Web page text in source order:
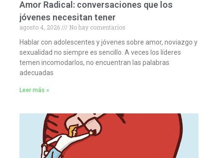
Amor Radical: conversaciones que los
jóvenes necesitan tener
agosto 4, 2026
No hay comentarios
Hablar con adolescentes y jóvenes sobre amor, noviazgo y
sexualidad no siempre es sencillo. A veces los líderes
temen incomodarlos, no encuentran las palabras
adecuadas
Leer más »